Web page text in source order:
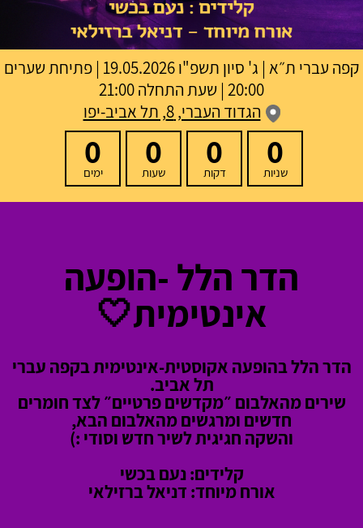
קפה עברי ת״א | ג' סיון תשפ"ו
19.05.2026 | פתיחת שערים
20:00 | שעת התחלה 21:00
הגדוד העברי, 8, תל אביב-יפו
0
שניות
0
דקות
0
שעות
0
ימים
הדר הלל -הופעה
אינטימית🤍
הדר הלל בהופעה אקוסטית-אינטימית בקפה עברי
תל אביב.
שירים מהאלבום ״מקדשים פרטיים״ לצד חומרים
חדשים ומרגשים מהאלבום הבא,
והשקה חגיגית לשיר חדש וסודי :)
קלידים: נעם בכשי
אורח מיוחד: דניאל ברזילאי